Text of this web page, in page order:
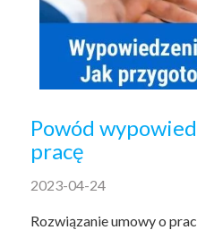
Powód
pracę
2023-04-24
Rozwiązanie umowy o